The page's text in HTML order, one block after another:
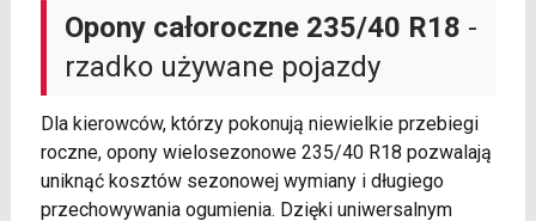
Opony całoroczne 235/40 R18 -
rzadko używane pojazdy
Dla kierowców, którzy pokonują niewielkie przebiegi
roczne, opony wielosezonowe 235/40 R18 pozwalają
uniknąć kosztów sezonowej wymiany i długiego
przechowywania ogumienia. Dzięki uniwersalnym